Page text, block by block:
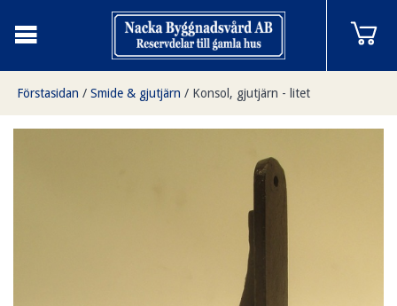
Förstasidan / Smide & gjutjärn / Konsol, gjutjärn - litet